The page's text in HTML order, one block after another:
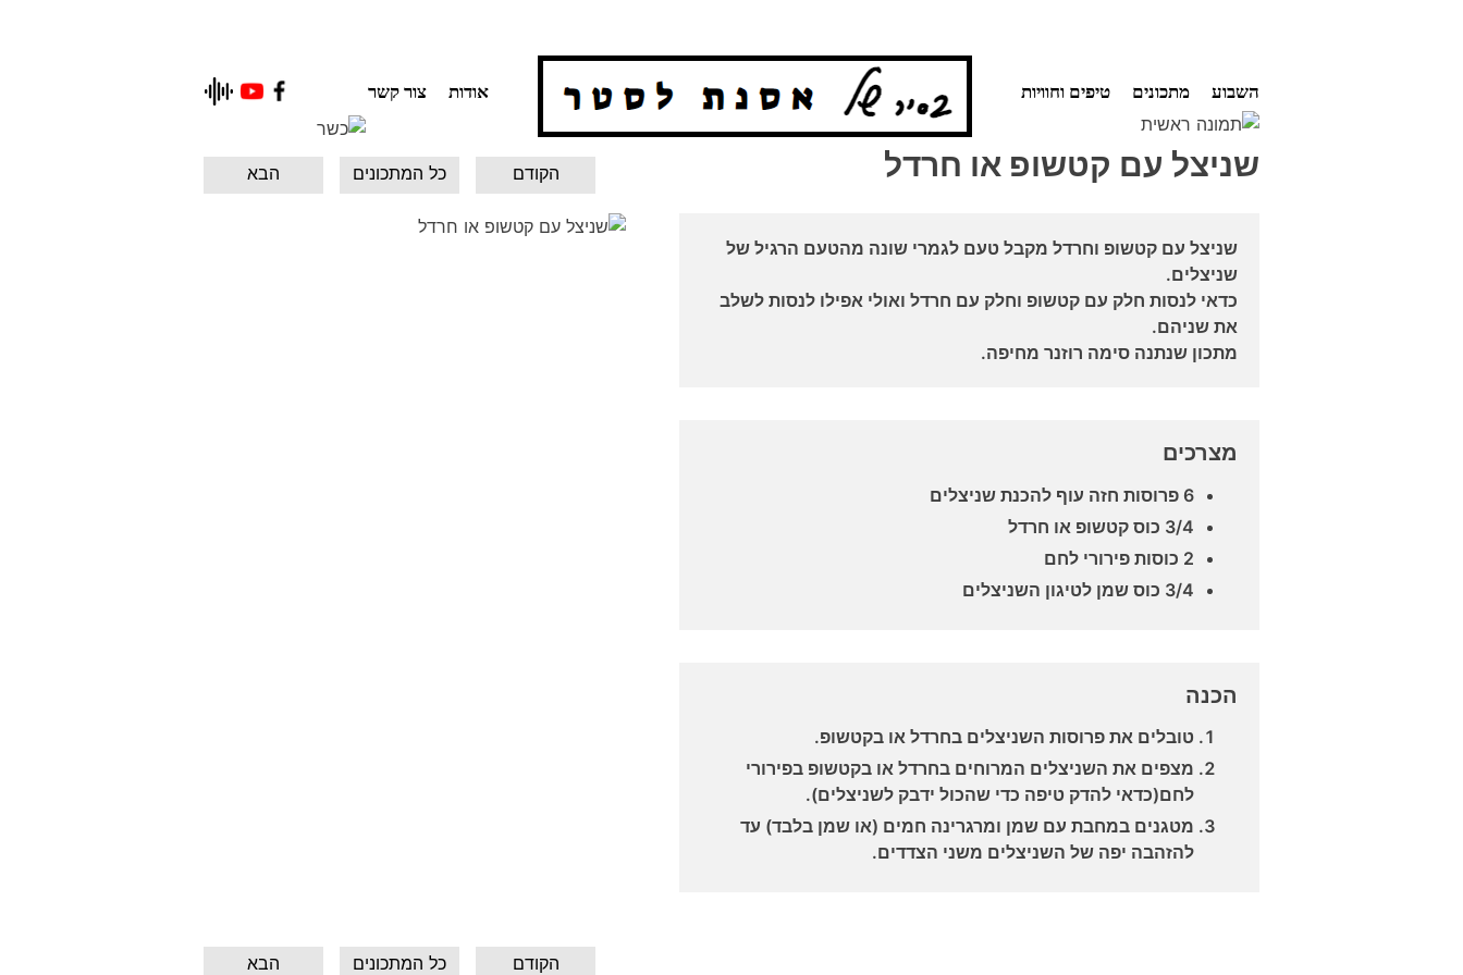
השבוע מתכונים טיפים וחוויות אודות צור קשר
שניצל עם קטשופ או חרדל הבא כל המתכונים הקודם
שניצל עם קטשופ וחרדל מקבל טעם לגמרי שונה מהטעם הרגיל של
שניצלים.
כדאי לנסות חלק עם קטשופ וחלק עם חרדל ואולי אפילו לנסות לשלב
את שניהם.
מתכון שנתנה סימה רוזנר מחיפה.
מצרכים
6 פרוסות חזה עוף להכנת שניצלים
3/4 כוס קטשופ או חרדל
2 כוסות פירורי לחם
3/4 כוס שמן לטיגון השניצלים
הכנה
טובלים את פרוסות השניצלים בחרדל או בקטשופ.
מצפים את השניצלים המרוחים בחרדל או בקטשופ בפירורי
לחם(כדאי להדק טיפה כדי שהכול ידבק לשניצלים).
מטגנים במחבת עם שמן ומרגרינה חמים (או שמן בלבד) עד
להזהבה יפה של השניצלים משני הצדדים.
הבא כל המתכונים הקודם